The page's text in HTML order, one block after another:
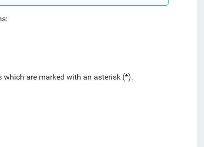
which are marked with an asterisk (*).